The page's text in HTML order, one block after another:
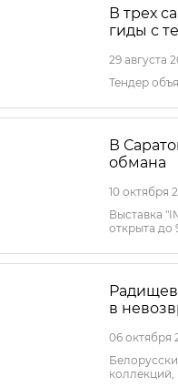
В трех
гиды с
29 августа
Тендер
В
обмана
10 октября
Выставка
открыта до
в
06 октября
коллекций,